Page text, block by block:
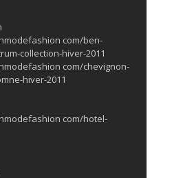
com/ben-
collection-hiver-2011
com/chevignon-
hiver-2011
com/hotel-